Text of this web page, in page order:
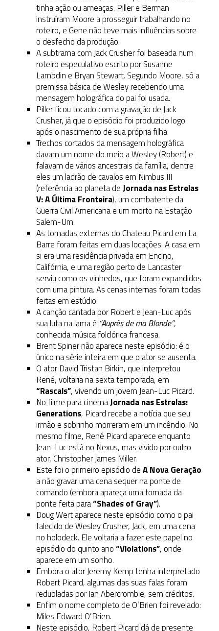
tinha ação ou ameaças. Piller e Berman
instruíram Moore a prosseguir trabalhando no
roteiro, e Gene não teve mais influências sobre
o desfecho da produção.
A subtrama com Jack Crusher foi baseada num
roteiro especulativo escrito por Susanne
Lambdin e Bryan Stewart. Segundo Moore, só a
premissa básica de Wesley recebendo uma
mensagem holográfica do pai foi usada.
Piller ficou tocado com a gravação de Jack
Crusher, já que o episódio foi produzido logo
após o nascimento de sua própria filha.
Trechos cortados da mensagem holográfica
davam um nome do meio a Wesley (Robert) e
falavam de vários ancestrais da família, dentre
eles um ladrão de cavalos em Nimbus III
(referência ao planeta deJornada nas Estrelas
V: A Última Fronteira), um combatente da
Guerra Civil Americana e um morto na Estação
Salem-Um.
As tomadas externas do Chateau Picard em La
Barre foram feitas em duas locações. A casa em
si era uma residência privada em Encino,
Califórnia, e uma região perto de Lancaster
serviu como os vinhedos, que foram expandidos
com uma pintura. As cenas internas foram todas
feitas em estúdio.
A canção cantada por Robert e Jean-Luc após
sua luta na lama é “Auprès de ma Blonde”,
conhecida música folclórica francesa.
Brent Spiner não aparece neste episódio: é o
único na série inteira em que o ator se ausenta.
O ator David Tristan Birkin, que interpretou
René, voltaria na sexta temporada, em
“Rascals”, vivendo um jovem Jean-Luc Picard.
No filme para cinemaJornada nas Estrelas:
Generations, Picard recebe a notícia que seu
irmão e sobrinho morreram em um incêndio. No
mesmo filme, René Picard aparece enquanto
Jean-Luc está no Nexus, mas vivido por outro
ator, Christopher James Miller.
Este foi o primeiro episódio deA Nova Geração
a não gravar uma cena sequer na ponte de
comando (embora apareça uma tomada da
ponte feita para“Shades of Gray”).
Doug Wert aparece neste episódio como o pai
falecido de Wesley Crusher, Jack, em uma cena
no holodeck. Ele voltaria a fazer este papel no
episódio do quinto ano“Violations”, onde
aparece em um sonho.
Embora o ator Jeremy Kemp tenha interpretado
Robert Picard, algumas das suas falas foram
redubladas por Ian Abercrombie, sem créditos.
Enfim o nome completo de O’Brien foi revelado:
Miles Edward O’Brien.
Neste episódio, Robert Picard dá de presente